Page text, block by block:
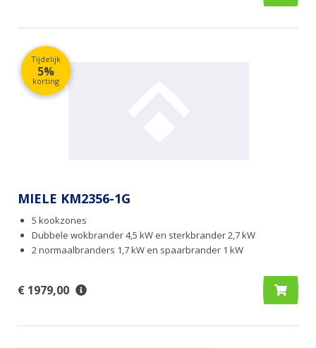
Tijdelijk
5%
korting
MIELE KM2356-1G
5 kookzones
Dubbele wokbrander 4,5 kW en sterkbrander 2,7 kW
2 normaalbranders 1,7 kW en spaarbrander 1 kW
€ 1979,00